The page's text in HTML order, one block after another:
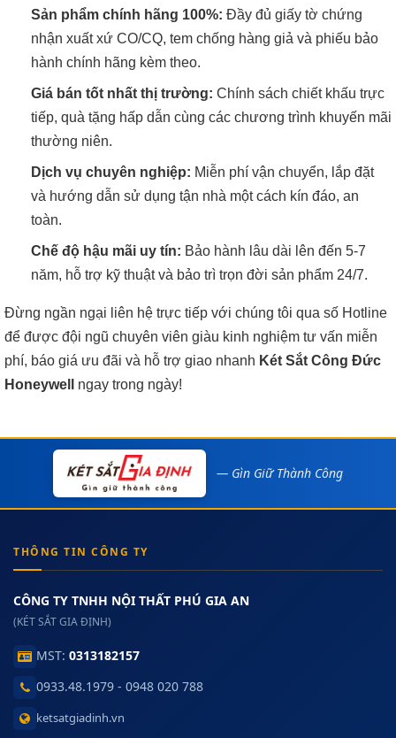
Sản phẩm chính hãng 100%: Đầy đủ giấy tờ chứng
nhận xuất xứ CO/CQ, tem chống hàng giả và phiếu bảo
hành chính hãng kèm theo.
Giá bán tốt nhất thị trường: Chính sách chiết khấu trực
tiếp, quà tặng hấp dẫn cùng các chương trình khuyến mãi
thường niên.
Dịch vụ chuyên nghiệp: Miễn phí vận chuyển, lắp đặt
và hướng dẫn sử dụng tận nhà một cách kín đáo, an
toàn.
Chế độ hậu mãi uy tín: Bảo hành lâu dài lên đến 5-7
năm, hỗ trợ kỹ thuật và bảo trì trọn đời sản phẩm 24/7.
Đừng ngần ngại liên hệ trực tiếp với chúng tôi qua số Hotline
để được đội ngũ chuyên viên giàu kinh nghiệm tư vấn miễn
phí, báo giá ưu đãi và hỗ trợ giao nhanh Két Sắt Công Đức
Honeywell
ngay trong ngày!
— Gìn Giữ Thành Công
THÔNG TIN CÔNG TY
CÔNG TY TNHH NỘI THẤT PHÚ GIA AN
(KÉT SẮT GIA ĐỊNH)
MST: 0313182157
0933.48.1979 - 0948 020 788
ketsatgiadinh.vn